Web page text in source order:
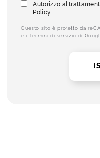
Autorizzo al
Policy
Questo sito è protetto da
e i Termini di servizio di